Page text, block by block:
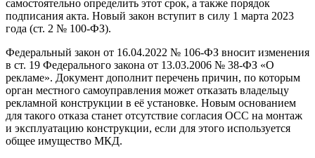
самостоятельно определить этот срок, а также порядок
подписания акта. Новый закон вступит в силу 1 марта 2023
года (ст. 2 № 100-ФЗ).
Федеральный закон от 16.04.2022 № 106-ФЗ вносит изменения
в ст. 19 Федерального закона от 13.03.2006 № 38-ФЗ «О
рекламе». Документ дополнит перечень причин, по которым
орган местного самоуправления может отказать владельцу
рекламной конструкции в её установке. Новым основанием
для такого отказа станет отсутствие согласия ОСС на монтаж
и эксплуатацию конструкции, если для этого используется
общее имущество МКД.